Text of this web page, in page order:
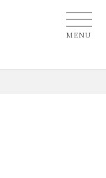
MENU